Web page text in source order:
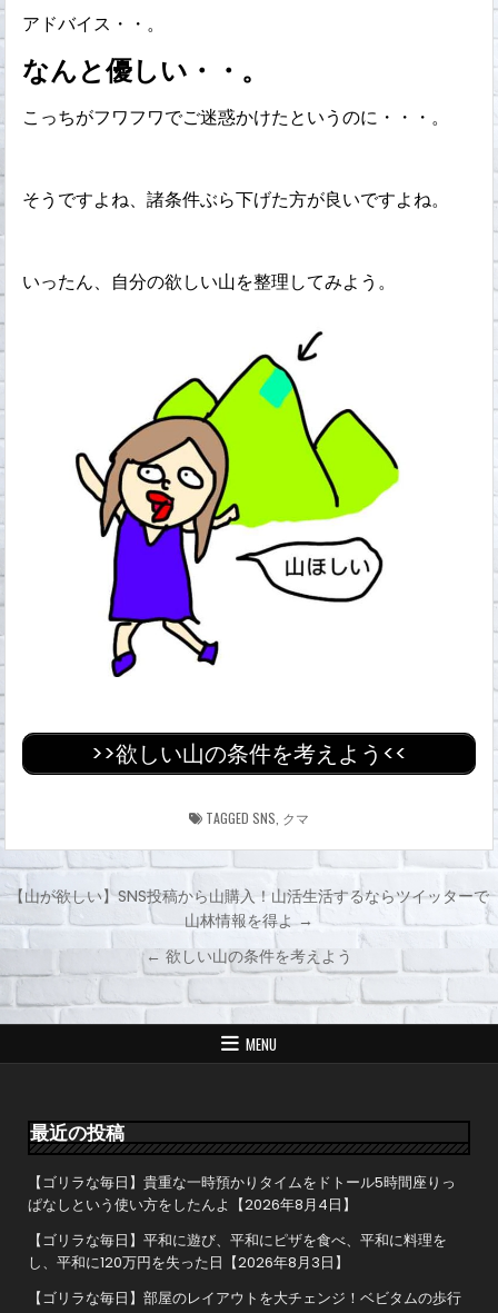
アドバイス・・。
なんと優しい・・。
こっちがフワフワでご迷惑かけたというのに・・・。
そうですよね、諸条件ぶら下げた方が良いですよね。
いったん、自分の欲しい山を整理してみよう。
>>欲しい山の条件を考えよう<<
TAGGED SNS クマ
投
稿
ナ
ビ
ゲ
シ
ョ
ン
【山が欲しい】SNS投稿から山購入！山活生活するならツイッターで
山林情報を得よ →
← 欲しい山の条件を考えよう
MENU
最近の投稿
【ゴリラな毎日】貴重な一時預かりタイムをドトール5時間座りっ
ぱなしという使い方をしたんよ【2026年8月4日】
【ゴリラな毎日】平和に遊び、平和にピザを食べ、平和に料理を
し、平和に120万円を失った日【2026年8月3日】
【ゴリラな毎日】部屋のレイアウトを大チェンジ！ベビタムの歩行